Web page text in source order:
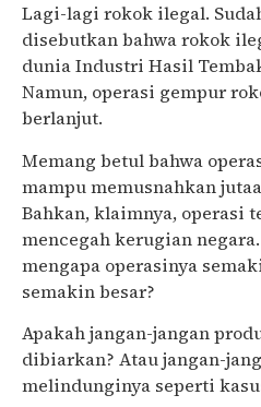
Lagi-lagi rokok ilegal.
disebutkan bahwa rokok
dunia Industri Hasil
Namun, operasi gempur
berlanjut.
Memang betul bahwa
mampu memusnahkan
Bahkan, klaimnya, operasi
mencegah kerugian
mengapa operasinya
semakin besar?
Apakah jangan-jangan
dibiarkan? Atau jangan-
melindunginya seperti